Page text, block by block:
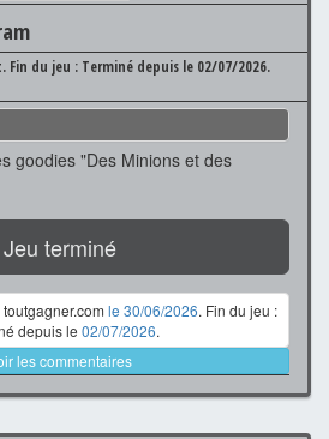
Fin du jeu : Terminé depuis le 02/07/2026.
goodies "Des Minions et des
Jeu terminé
le 30/06/2026. Fin du jeu :
depuis le 02/07/2026.
les commentaires